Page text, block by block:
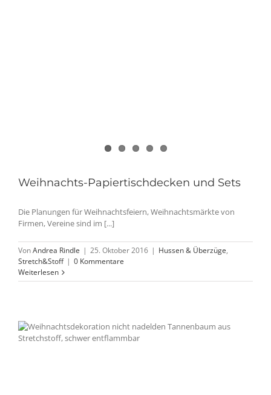
Weihnachts-Papiertischdecken und Sets
Die Planungen für Weihnachtsfeiern, Weihnachtsmärkte von
Firmen, Vereine sind im [...]
VonAndrea Rindle | 25. Oktober 2016 | Hussen & Überzüge,
Stretch&Stoff | 0 Kommentare
Weiterlesen